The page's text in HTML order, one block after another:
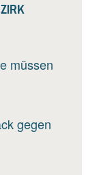
müssen
gegen